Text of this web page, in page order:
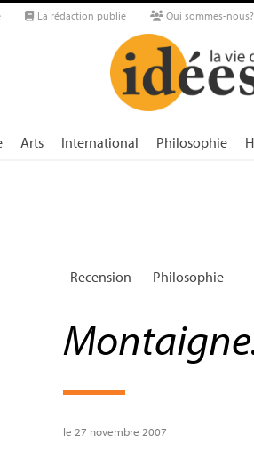
La rédaction publie Qui sommes-nous?
Arts International Philosophie
Recension Philosophie
le 27 novembre 2007